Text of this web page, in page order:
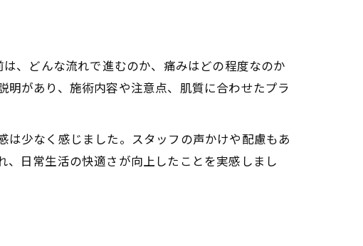
流れ
、どんな流れで進むのか、痛みはどの程度なのか
があり、施術内容や注意点、肌質に合わせたプラ
少なく感じました。スタッフの声かけや配慮もあ
日常生活の快適さが向上したことを実感しまし